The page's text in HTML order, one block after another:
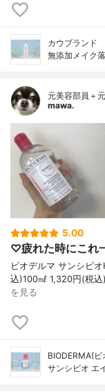
カウブランド
無添加メイク
元美容部員＋
mawa.
5.00
♡疲れた時にこれ
ビオデルマ サンシビ
込)100㎖ 1,320円(税
を見る
BIODERMA(ビ
サンシビオ エ